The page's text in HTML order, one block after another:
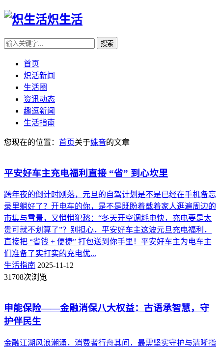
炽生活
首页
炽活新闻
生活圈
资讯动态
趣逗新闻
生活指南
您现在的位置： 首页关于姝音的文章
平安好车主充电福利直接 “省” 到心坎里
跨年夜的倒计时刚落，元旦的自驾计划是不是已经在手机备忘
录里躺好了？开电车的你，是不是既盼着载着家人逛遍周边的
市集与雪景，又悄悄犯愁：“冬天开空调耗电快，充电要是太
贵可就不划算了”？别担心，平安好车主这波元旦充电福利，
直接把 “省钱 + 便捷” 打包送到你手里！平安好车主为电车主
们准备了实打实的充电优...
生活指南 2025-11-12
31708次浏览
申能保险——金融消保八大权益：古语承智慧，守
护伴民生
金融江湖风浪潮涌，消费者行舟其间，最需坚实守护与清晰指